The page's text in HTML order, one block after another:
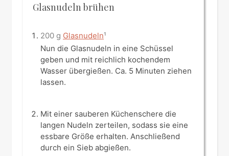
Glasnudeln brühen
200 g Glasnudeln¹
Nun die Glasnudeln in eine Schüssel
geben und mit reichlich kochendem
Wasser übergießen. Ca. 5 Minuten ziehen
lassen.
Mit einer sauberen Küchenschere die
langen Nudeln zerteilen, sodass sie eine
essbare Größe erhalten. Anschließend
durch ein Sieb abgießen.